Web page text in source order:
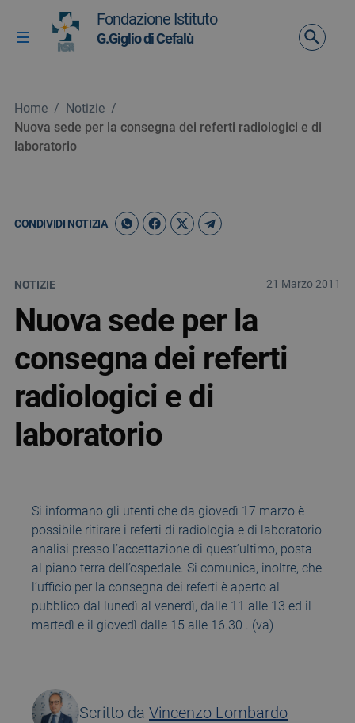
Vai ai contenuti
Vai al menu di navigazione
Vai al footer
Attiva / disattiva la navigazione
Fondazione Istituto
G.Giglio di Cefalù
Home / Notizie /
Nuova sede per la consegna dei referti radiologici e di
laboratorio
CONDIVIDI NOTIZIA
NOTIZIE 21 Marzo 2011
Nuova sede per la
consegna dei referti
radiologici e di
laboratorio
Si informano gli utenti che da giovedì 17 marzo è
possibile ritirare i referti di radiologia e di laboratorio
analisi presso l’accettazione di quest’ultimo, posta
al piano terra dell’ospedale. Si comunica, inoltre, che
l’ufficio per la consegna dei referti è aperto al
pubblico dal lunedì al venerdì, dalle 11 alle 13 ed il
martedì e il giovedì dalle 15 alle 16.30 . (va)
Scritto da Vincenzo Lombardo